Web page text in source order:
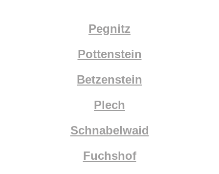
Pegnitz
Pottenstein
Betzenstein
Plech
Schnabelwaid
Fuchshof